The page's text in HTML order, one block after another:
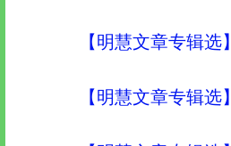
【明慧文章专辑
【明慧文章专辑